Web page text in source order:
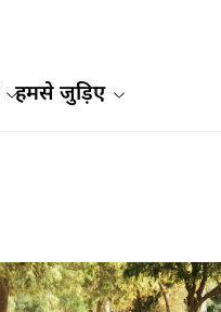
हमसे जुड़िए